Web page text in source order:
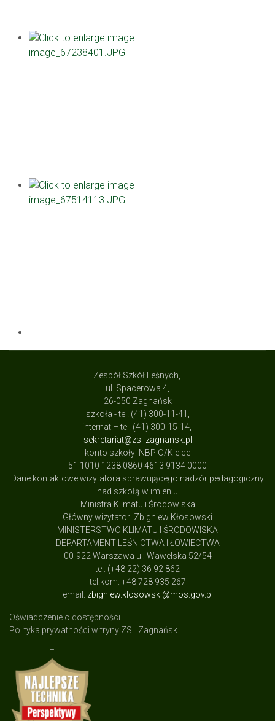
Zespół Szkół Leśnych,
ul. Spacerowa 4,
26-050 Zagnańsk
szkoła - tel. (41) 300-11-41,
internat – tel. (41) 300-15-14,
sekretariat@zsl-zagnansk.pl
konto szkoły: NBP O/Kielce
51 1010 1238 0860 4613 9134 0000
Dane kontaktowe wizytatora sprawującego nadzór pedagogiczny
nad szkołą w imieniu
Ministra Klimatu i Środowiska
Główny wizytator Zbigniew Kłosowski
MINISTERSTWO KLIMATU I ŚRODOWISKA
DEPARTAMENT LEŚNICTWA I ŁOWIECTWA
00-922 Warszawa ul: Wawelska 52/54
tel. (+48 22) 36 92 862
tel.kom. +48 728 935 267
email: zbigniew.klosowski@mos.gov.pl
Oświadczenie o dostępności
Polityka prywatności witryny ZSL Zagnańsk
+